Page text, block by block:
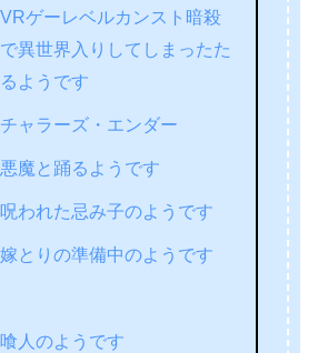
ゲーレベルカンスト暗殺
異世界入りしてしまったた
ようです
ャラーズ・エンダー
魔と踊るようです
われた忌み子のようです
とりの準備中のようです
人のようです